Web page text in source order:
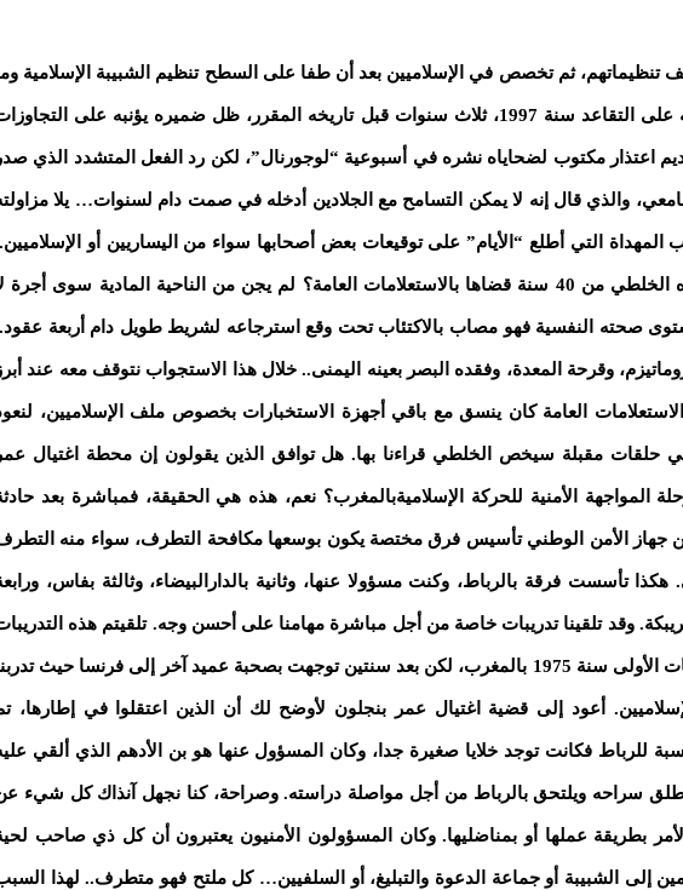
تنظيماتهم، ثم تخصص في الإسلاميين بعد أن طفا على السطح تنظيم الشبيبة الإسلامية
تفرع عنه من مجموعات.. وبعد حصوله على التقاعد سنة 1997، ثلاث سنوات قبل تاريخه المقرر، ظل ضميره يؤنبه على
اعتذار مكتوب لضحاياه نشره في أسبوعية “لوجورنال”، لكن رد الفعل المتشدد الذي
والذي قال إنه لا يمكن التسامح مع الجلادين أدخله في صمت دام لسنوات… يلا
المهداة التي أطلع “الأيام” على توقيعات بعض أصحابها سواء من اليساريين أو
لسانه حاله كان يتساءل.. ما الذي جناه الخلطي من 40 سنة قضاها بالاستعلامات العامة؟ لم يجن من الناحية المادية سوى أجرة
أما على مستوى صحته النفسية فهو مصاب بالاكتئاب تحت وقع استرجاعه لشريط طويل دام أربعة
وقرحة المعدة، وفقده البصر بعينه اليمنى.. خلال هذا الاستجواب نتوقف معه عند
العامة كان ينسق مع باقي أجهزة الاستخبارات بخصوص ملف الإسلاميين،
حلقات مقبلة سيخص الخلطي قراءنا بها. هل توافق الذين يقولون إن محطة اغتيال
هي بداية مرحلة المواجهة الأمنية للحركة الإسلاميةبالمغرب؟ نعم، هذه هي الحقيقة، فمباشرة بعد
جهاز الأمن الوطني تأسيس فرق مختصة يكون بوسعها مكافحة التطرف، سواء منه
هكذا تأسست فرقة بالرباط، وكنت مسؤولا عنها، وثانية بالدارالبيضاء، وثالثة بفاس،
وقد تلقينا تدريبات خاصة من أجل مباشرة مهامنا على أحسن وجه. تلقيتم هذه
بداخل المغرب أو خارجه؟ كانت التدريبات الأولى سنة 1975 بالمغرب، لكن بعد سنتين توجهت بصحبة عميد آخر إلى فرنسا حيث
أعود إلى قضية اغتيال عمر بنجلون لأوضح لك أن الذين اعتقلوا في إطارها،
للرباط فكانت توجد خلايا صغيرة جدا، وكان المسؤول عنها هو بن الأدهم الذي ألقي
يطلق سراحه ويلتحق بالرباط من أجل مواصلة دراسته. وصراحة، كنا نجهل آنذاك كل شيء
بطريقة عملها أو بمناضليها. وكان المسؤولون الأمنيون يعتبرون أن كل ذي صاحب
إلى الشبيبة أو جماعة الدعوة والتبليغ، أو السلفيين… كل ملتح فهو متطرف.. لهذا